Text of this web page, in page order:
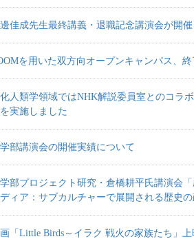
佳成先生最終講義・退職記念講演会が開催
を用いた双方向オープンキャンパス、終
人類学領域ではNHK解説委員室とのコラ
実施しました
部講演会の開催実績について
部プロジェクト研究・倉橋耕平氏講演会
ディア：サブカルチャーで展開される歴史
「Little Birds～イラク 戦火の家族たち」